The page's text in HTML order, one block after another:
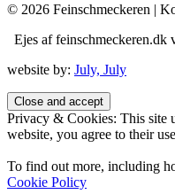
© 2026 Feinschmeckeren |
Ejes af feinschmeckeren.dk
website by: July, July
Privacy & Cookies: This site
website, you agree to their
To find out more, including
Cookie Policy